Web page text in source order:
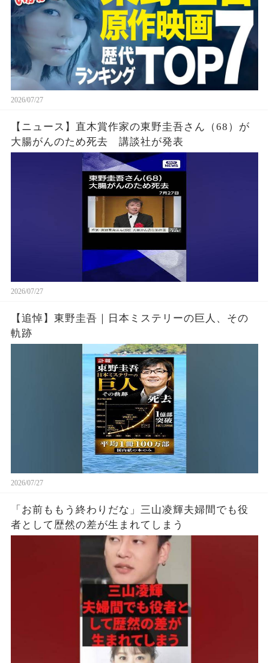
2026/07/27
【ニュース】直木賞作家の東野圭吾さん（68）が
大腸がんのため死去 講談社が発表
2026/07/27
【追悼】東野圭吾｜日本ミステリーの巨人、その
軌跡
2026/07/27
「お前ももう終わりだな」三山凌輝夫婦間でも役
者として歴然の差が生まれてしまう